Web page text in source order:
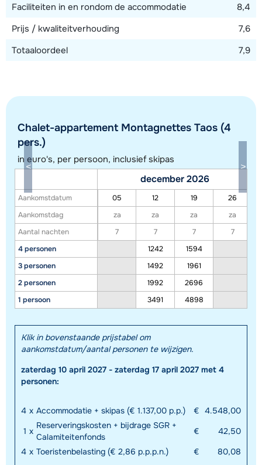
Toon alle accommodaties in dit gebied
exacte locatie kan enigszins afwijken.
Faciliteiten in en rondom de accommodatie
8,4
Prijs / kwaliteitverhouding
7,6
Totaaloordeel
7,9
Chalet-appartement Montagnettes Taos (4
pers.)
in euro's, per persoon, inclusief skipas
Aankomstdatum
Aankomstdag
Aantal nachten
4 personen
3 personen
2 personen
1 persoon
december 2026
05 12 19
26
za
za za
za
7
7 7
7
1242
1594
1492
1961
1992
2696
3491
4898
Klik in bovenstaande prijstabel om
aankomstdatum/aantal personen te wijzigen.
zaterdag 10 april 2027 - zaterdag 17 april 2027 met 4
personen:
4 x Accommodatie + skipas (€ 1.137,00 p.p.) € 4.548,00
1 x
Reserveringskosten + bijdrage SGR +
Calamiteitenfonds
€
42,50
4 x Toeristenbelasting (€ 2,86 p.p.p.n.) € 80,08